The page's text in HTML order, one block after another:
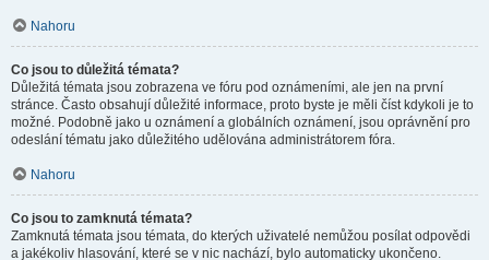
Nahoru
Co jsou to důležitá témata?
Důležitá témata jsou zobrazena ve fóru pod oznámeními, ale jen na první
stránce. Často obsahují důležité informace, proto byste je měli číst kdykoli je to
možné. Podobně jako u oznámení a globálních oznámení, jsou oprávnění pro
odeslání tématu jako důležitého udělována administrátorem fóra.
Nahoru
Co jsou to zamknutá témata?
Zamknutá témata jsou témata, do kterých uživatelé nemůžou posílat odpovědi
a jakékoliv hlasování, které se v nic nachází, bylo automaticky ukončeno.